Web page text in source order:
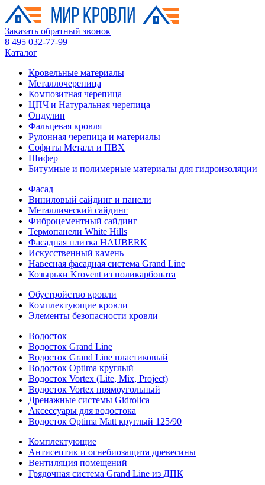
Заказать обратный звонок
8 495 032-77-99
Каталог
Кровельные материалы
Металлочерепица
Композитная черепица
ЦПЧ и Натуральная черепица
Ондулин
Фальцевая кровля
Рулонная черепица и материалы
Софиты Металл и ПВХ
Шифер
Битумные и полимерные материалы для гидроизоляции
Фасад
Виниловый сайдинг и панели
Металлический сайдинг
Фиброцементный сайдинг
Термопанели White Hills
Фасадная плитка HAUBERK
Искусственный камень
Навесная фасадная система Grand Line
Козырьки Krovent из поликарбоната
Обустройство кровли
Комплектующие кровли
Элементы безопасности кровли
Водосток
Водосток Grand Line
Водосток Grand Line пластиковый
Водосток Optima круглый
Водосток Vortex (Lite, Mix, Project)
Водосток Vortex прямоугольный
Дренажные системы Gidrolica
Аксессуары для водостока
Водосток Optima Matt круглый 125/90
Комплектующие
Антисептик и огнебиозащита древесины
Вентиляция помещений
Грядочная система Grand Line из ДПК